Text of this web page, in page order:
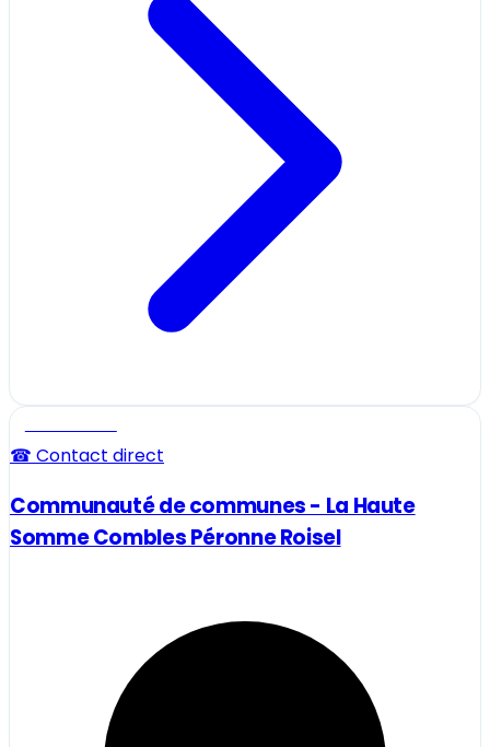
☎ Contact direct
Communauté de communes - La Haute
Somme Combles Péronne Roisel